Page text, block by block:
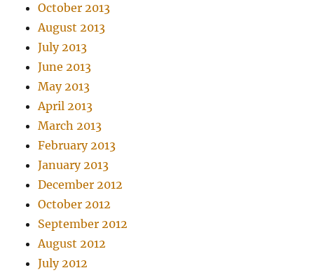
October 2013
August 2013
July 2013
June 2013
May 2013
April 2013
March 2013
February 2013
January 2013
December 2012
October 2012
September 2012
August 2012
July 2012